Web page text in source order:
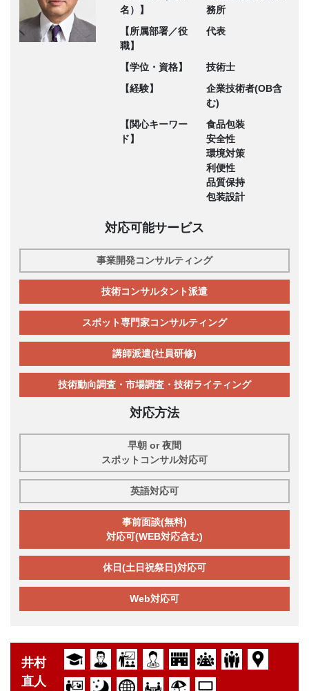
名）】
務所
【所属部署／役
職】
代表
【学位・資格】
技術士
【経験】
企業技術者(OB含
む)
【関心キーワー
ド】
食品包装
安全性
環境対策
利便性
品質保持
包装設計
対応可能サービス
事業開発コンサルティング
技術コンサルタント派遣
スポット専門家コンサルティング
講師派遣(社員研修)
技術動向調査・市場調査・技術ライティング
対応方法
早朝 or 夜間
スポットコンサル対応可
英語対応可
事前面談(無料)
対応可(WEB対応含む)
休日(土日祝祭日)対応可
Web対応可
井村
直人